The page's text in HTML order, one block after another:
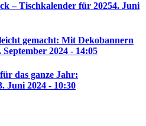
– Tischkalender für 20254. Juni
gemacht: Mit Dekobannern
September 2024 - 14:05
das ganze Jahr:
Juni 2024 - 10:30